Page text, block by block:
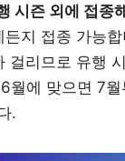
시즌 외에 접종
지 접종 가능
걸리므로 유행
월에 맞으면 7
.